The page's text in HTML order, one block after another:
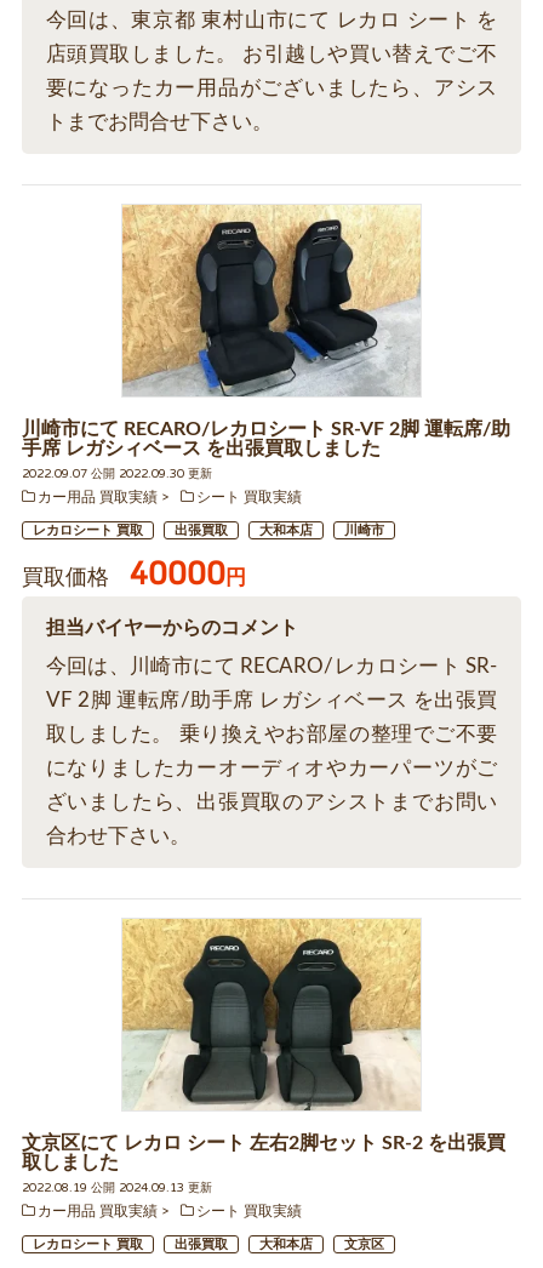
今回は、東京都 東村山市にて レカロ シート を
店頭買取しました。 お引越しや買い替えでご不
要になったカー用品がございましたら、アシス
トまでお問合せ下さい。
川崎市にて RECARO/レカロシート SR-VF 2脚 運転席/助
手席 レガシィベース を出張買取しました
2022.09.07 公開 2022.09.30 更新
カー用品 買取実績
シート 買取実績
レカロシート 買取 出張買取 大和本店 川崎市
買取価格 40000円
担当バイヤーからのコメント
今回は、川崎市にて RECARO/レカロシート SR-
VF 2脚 運転席/助手席 レガシィベース を出張買
取しました。 乗り換えやお部屋の整理でご不要
になりましたカーオーディオやカーパーツがご
ざいましたら、出張買取のアシストまでお問い
合わせ下さい。
文京区にて レカロ シート 左右2脚セット SR-2 を出張買
取しました
2022.08.19 公開 2024.09.13 更新
カー用品 買取実績
シート 買取実績
レカロシート 買取 出張買取 大和本店 文京区